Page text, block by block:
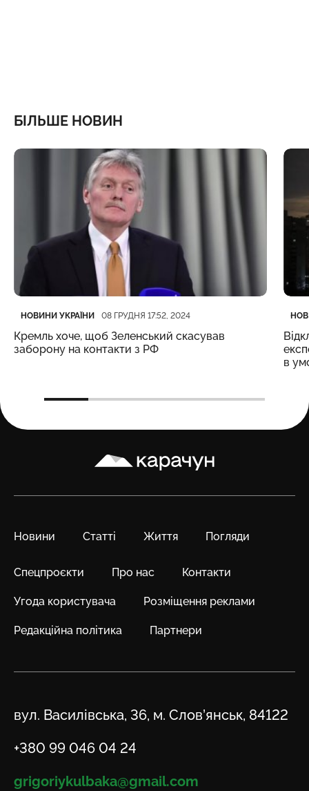
БІЛЬШЕ НОВИН
Категорія
НОВИНИ УКРАЇНИ
Дата публікації 08 ГРУДНЯ 17:52, 2024
Кремль хоче, щоб Зеленський скасував
заборону на контакти з РФ
в
Карачун
Новини Статті Життя Погляди
Спецпроєкти Про нас Контакти
Угода користувача Розміщення реклами
Редакційна політика Партнери
Адреса
вул. Василівська, 36, м. Слов’янськ, 84122
Телефон
+380 99 046 04 24
Email
grigoriykulbaka@gmail.com